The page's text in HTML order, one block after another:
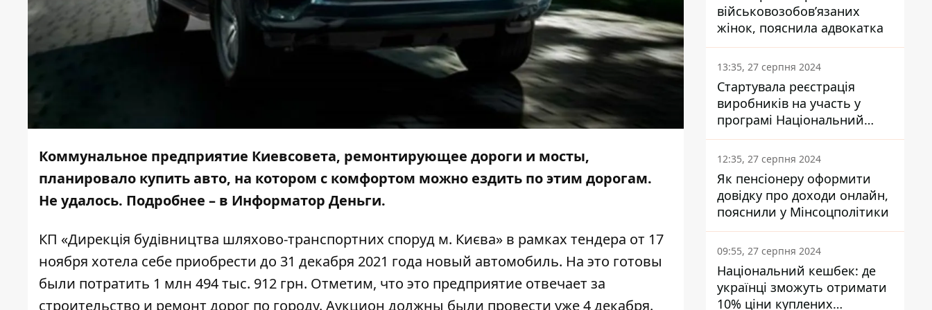
Коммунальное предприятие Киевсовета, ремонтирующее дороги и мосты,
планировало купить авто, на котором с комфортом можно ездить по этим дорогам.
Не удалось. Подробнее – в Информатор Деньги.
КП «Дирекція будівництва шляхово-транспортних споруд м. Києва» в рамках тендера от 17
ноября хотела себе приобрести до 31 декабря 2021 года новый автомобиль. На это готовы
были потратить 1 млн 494 тыс. 912 грн. Отметим, что это предприятие отвечает за
строительство и ремонт дорог по городу. Аукцион должны были провести уже 4 декабря.
військовозобов’язаних
жінок, пояснила адвокатка
13:35, 27 серпня 2024
Стартувала реєстрація
виробників на участь у
програмі Національний
кешбек: як це зробити
через портал Дія
12:35, 27 серпня 2024
Як пенсіонеру оформити
довідку про доходи онлайн,
пояснили у Мінсоцполітики
09:55, 27 серпня 2024
Національний кешбек: де
українці зможуть отримати
10% ціни куплених